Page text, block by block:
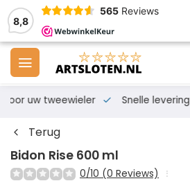
8,8
565 Reviews
voor uw tweewieler Snelle levering
Terug
Bidon Rise 600 ml
0/10 (0 Reviews)